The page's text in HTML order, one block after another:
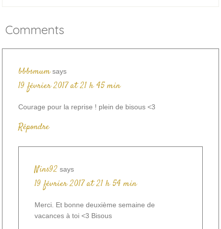
Comments
bbbsmum says
19 février 2017 at 21 h 45 min
Courage pour la reprise ! plein de bisous <3
Répondre
Nins92 says
19 février 2017 at 21 h 54 min
Merci. Et bonne deuxième semaine de
vacances à toi <3 Bisous